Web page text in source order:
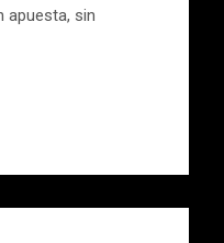
apuesta, sin